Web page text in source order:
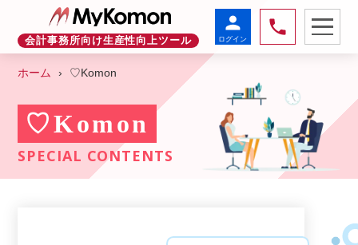
会計事務所向け生産性向上ツール
person
ログイン
phone
ホーム ♡Komon
♡Komon
SPECIAL CONTENTS